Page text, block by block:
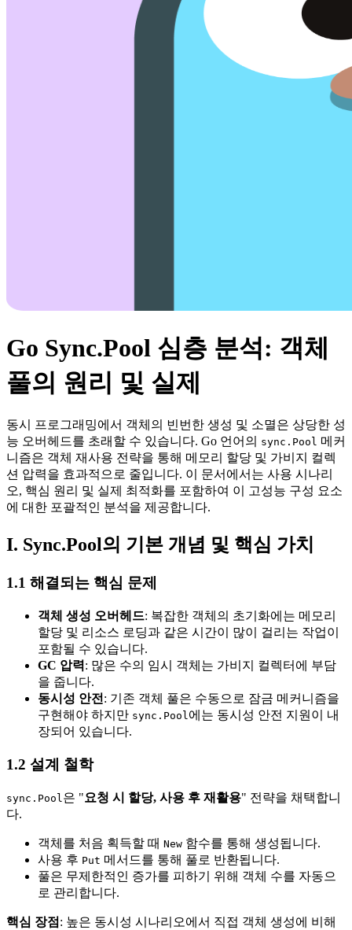
Go Sync.Pool 심층 분석: 객체
풀의 원리 및 실제
동시 프로그래밍에서 객체의 빈번한 생성 및 소멸은 상당한 성
능 오버헤드를 초래할 수 있습니다. Go 언어의 sync.Pool 메커
니즘은 객체 재사용 전략을 통해 메모리 할당 및 가비지 컬렉
션 압력을 효과적으로 줄입니다. 이 문서에서는 사용 시나리
오, 핵심 원리 및 실제 최적화를 포함하여 이 고성능 구성 요소
에 대한 포괄적인 분석을 제공합니다.
I. Sync.Pool의 기본 개념 및 핵심 가치
1.1 해결되는 핵심 문제
객체 생성 오버헤드: 복잡한 객체의 초기화에는 메모리
할당 및 리소스 로딩과 같은 시간이 많이 걸리는 작업이
포함될 수 있습니다.
GC 압력: 많은 수의 임시 객체는 가비지 컬렉터에 부담
을 줍니다.
동시성 안전 : 기존 객체 풀은 수동으로 잠금 메커니즘을
구현해야 하지만 sync.Pool 에는 동시성 안전 지원이 내
장되어 있습니다.
1.2 설계 철학
sync.Pool은 "요청 시 할당, 사용 후 재활용" 전략을 채택합니
다.
객체를 처음 획득할 때 New 함수를 통해 생성됩니다.
사용 후 Put 메서드를 통해 풀로 반환됩니다.
풀은 무제한적인 증가를 피하기 위해 객체 수를 자동으
로 관리합니다.
핵심 장점 : 높은 동시성 시나리오에서 직접 객체 생성에 비해